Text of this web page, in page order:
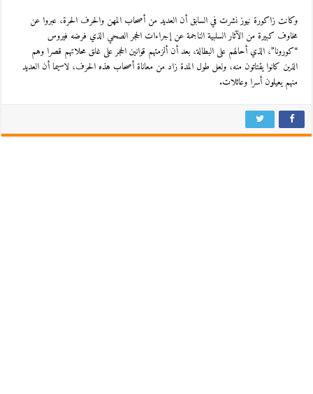
وكانت زاكورة نيوز نشرت في السابق أن العديد من أصحاب المهن والحرف الحرة، عبروا عن
مخاوف كبيرة من الآثار السلبية الناجمة عن إجراءات الحجر الصحي الذي فرضه فيروس
“كورونا”، الذي أحالهم على البطالة، بعد أن ألزمتهم قوانين الحجر على غلق محلاتهم قصرا وهم
الذين كانوا يقتاتون منه، ولعل طول المدة زاد من معاناة أصحاب هذه الحرف، لاسيما أن العديد
منهم يعيلون أسرا وعائلات.